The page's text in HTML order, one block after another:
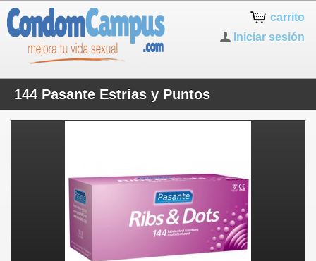
carrito
Iniciar sesión
144 Pasante Estrias y Puntos